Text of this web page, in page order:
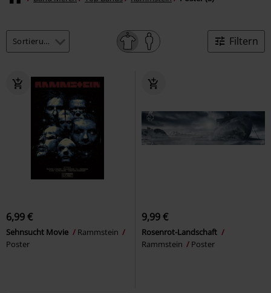
Filtern
6,99 €
Sehnsucht Movie
Rammstein
Poster
9,99 €
Rosenrot-Landschaft
Rammstein
Poster